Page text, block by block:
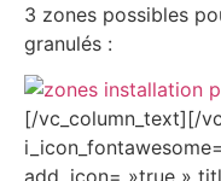
3 zones possibles
granulés :
[/vc_column_text][/